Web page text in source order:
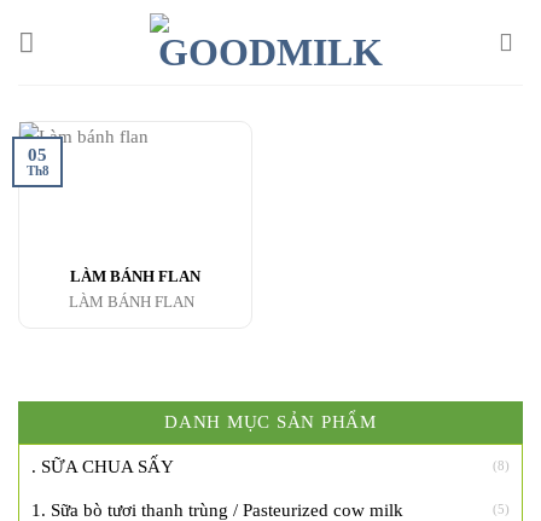
LÀM BÁNH FLAN
LÀM BÁNH FLAN
05
Th8
DANH MỤC SẢN PHẨM
. SỮA CHUA SẤY (8)
1. Sữa bò tươi thanh trùng / Pasteurized cow milk (5)